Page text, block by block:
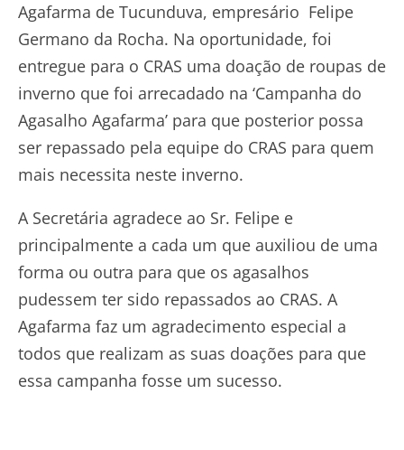
Agafarma de Tucunduva, empresário Felipe
Germano da Rocha. Na oportunidade, foi
entregue para o CRAS uma doação de roupas de
inverno que foi arrecadado na ‘Campanha do
Agasalho Agafarma’ para que posterior possa
ser repassado pela equipe do CRAS para quem
mais necessita neste inverno.
A Secretária agradece ao Sr. Felipe e
principalmente a cada um que auxiliou de uma
forma ou outra para que os agasalhos
pudessem ter sido repassados ao CRAS. A
Agafarma faz um agradecimento especial a
todos que realizam as suas doações para que
essa campanha fosse um sucesso.